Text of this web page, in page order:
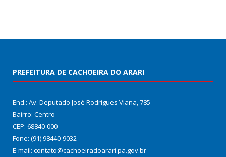
PREFEITURA DE CACHOEIRA DO ARARI
End.: Av. Deputado José Rodrigues Viana, 785
Bairro: Centro
CEP: 68840-000
Fone: (91) 98440-9032
E-mail: contato@cachoeiradoarari.pa.gov.br